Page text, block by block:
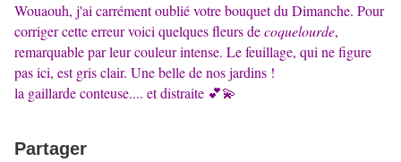
Wouaouh, j'ai carrément oublié votre bouquet du Dimanche. Pour
corriger cette erreur voici quelques fleurs decoquelourde,
remarquable par leur couleur intense. Le feuillage, qui ne figure
pas ici, est gris clair. Une belle de nos jardins !
la gaillarde conteuse.... et distraite 💕💫
Partager